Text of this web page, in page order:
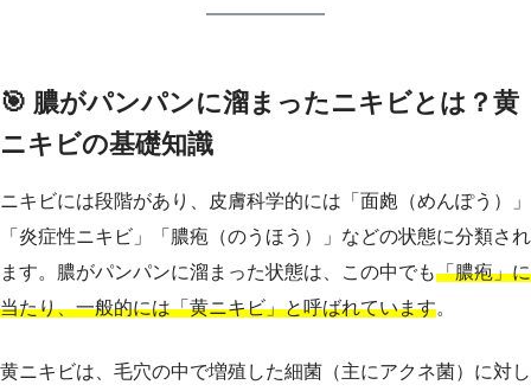
🎯 膿がパンパンに溜まったニキビとは？黄
ニキビの基礎知識
ニキビには段階があり、皮膚科学的には「面皰（めんぽう）」
「炎症性ニキビ」「膿疱（のうほう）」などの状態に分類され
ます。膿がパンパンに溜まった状態は、この中でも「膿疱」に
当たり、一般的には「黄ニキビ」と呼ばれています。
黄ニキビは、毛穴の中で増殖した細菌（主にアクネ菌）に対し